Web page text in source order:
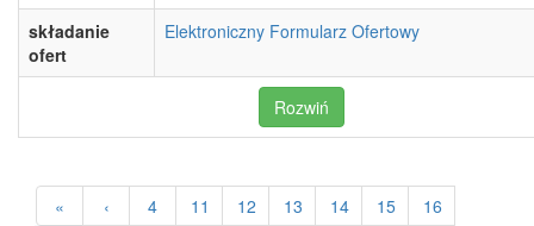
składanie
ofert
Elektroniczny Formularz Ofertowy
Rozwiń
« ‹ 4 11 12 13 14 15
16